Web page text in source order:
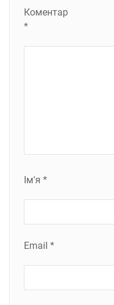
Коментар
*
Ім'я *
Email *